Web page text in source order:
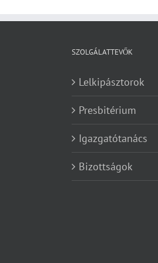
SZOLGÁLATTEVŐK
Lelkipásztorok
Presbitérium
Igazgatótanács
Bizottságok